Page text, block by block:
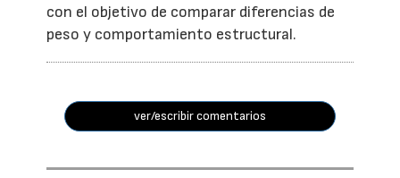
con el objetivo de comparar diferencias de
peso y comportamiento estructural.
ver/escribir comentarios